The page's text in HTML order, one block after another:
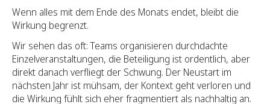
Wenn alles mit dem Ende des Monats endet, bleibt die
Wirkung begrenzt.
Wir sehen das oft: Teams organisieren durchdachte
Einzelveranstaltungen, die Beteiligung ist ordentlich, aber
direkt danach verfliegt der Schwung. Der Neustart im
nächsten Jahr ist mühsam, der Kontext geht verloren und
die Wirkung fühlt sich eher fragmentiert als nachhaltig an.